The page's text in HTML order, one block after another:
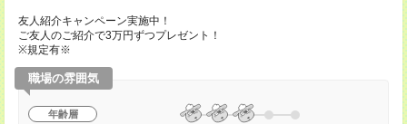
友人紹介キャンペーン実施中！
ご友人のご紹介で3万円ずつプレゼント！
※規定有※
職場の雰囲気
年齢層